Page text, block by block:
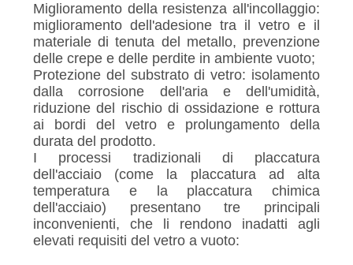
Miglioramento della resistenza all'incollaggio:
miglioramento dell'adesione tra il vetro e il
materiale di tenuta del metallo, prevenzione
delle crepe e delle perdite in ambiente vuoto;
Protezione del substrato di vetro: isolamento
dalla corrosione dell'aria e dell'umidità,
riduzione del rischio di ossidazione e rottura
ai bordi del vetro e prolungamento della
durata del prodotto.
I processi tradizionali di placcatura
dell'acciaio (come la placcatura ad alta
temperatura e la placcatura chimica
dell'acciaio) presentano tre principali
inconvenienti, che li rendono inadatti agli
elevati requisiti del vetro a vuoto: